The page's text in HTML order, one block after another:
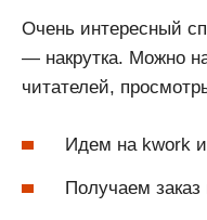
Очень интересный
— накрутка. Можно
читателей,
Идем на kwork
Получаем заказ